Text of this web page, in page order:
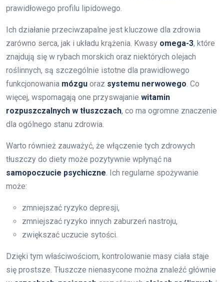
prawidłowego profilu lipidowego.
Ich działanie przeciwzapalne jest kluczowe dla zdrowia
zarówno serca, jak i układu krążenia. Kwasy omega-3, które
znajdują się w rybach morskich oraz niektórych olejach
roślinnych, są szczególnie istotne dla prawidłowego
funkcjonowania mózgu oraz systemu nerwowego . Co
więcej, wspomagają one przyswajanie witamin
rozpuszczalnych w tłuszczach, co ma ogromne znaczenie
dla ogólnego stanu zdrowia.
Warto również zauważyć, że włączenie tych zdrowych
tłuszczy do diety może pozytywnie wpłynąć na
samopoczucie psychiczne . Ich regularne spożywanie
może:
zmniejszać ryzyko depresji,
zmniejszać ryzyko innych zaburzeń nastroju,
zwiększać uczucie sytości.
Dzięki tym właściwościom, kontrolowanie masy ciała staje
się prostsze. Tłuszcze nienasycone można znaleźć głównie